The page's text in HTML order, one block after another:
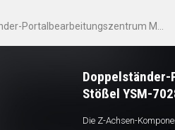
Doppelständer-Portalbearbeitungszentrum Mit Quadratischem Stößel YSM-7028
Stößel YSM-
Die Z-Achsen-